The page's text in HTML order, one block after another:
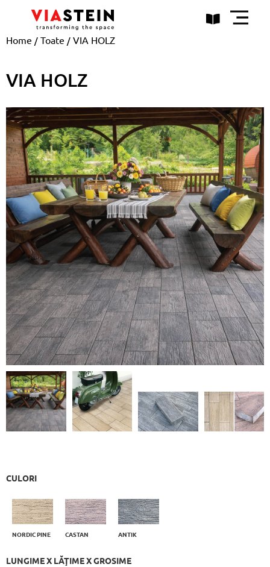
Home / Toate / VIA HOLZ
VIA HOLZ
CULORI
NORDIC PINE CASTAN ANTIK
LUNGIME X LĂŢIME X GROSIME